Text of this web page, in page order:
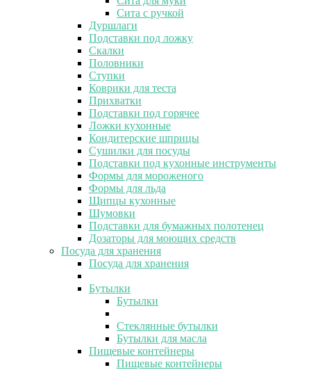
Сита с ручкой
Дуршлаги
Подставки под ложку
Скалки
Половники
Ступки
Коврики для теста
Прихватки
Подставки под горячее
Ложки кухонные
Кондитерские шприцы
Сушилки для посуды
Подставки под кухонные инструменты
Формы для мороженого
Формы для льда
Щипцы кухонные
Шумовки
Подставки для бумажных полотенец
Дозаторы для моющих средств
Посуда для хранения
Посуда для хранения
Бутылки
Бутылки
Стеклянные бутылки
Бутылки для масла
Пищевые контейнеры
Пищевые контейнеры